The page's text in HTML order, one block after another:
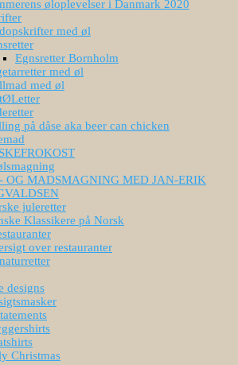
øloplevelser i Danmark 2020
med øl
Egnsretter Bornholm
med øl
med øl
på dåse aka beer can chicken
OG MADSMAGNING MED JAN-ERIK
juleretter
Klassikere på Norsk
over restauranter
designs
Christmas